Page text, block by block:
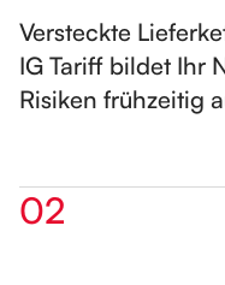
Versteckte
IG Tariff bildet Ihr
Risiken frühzeitig
02